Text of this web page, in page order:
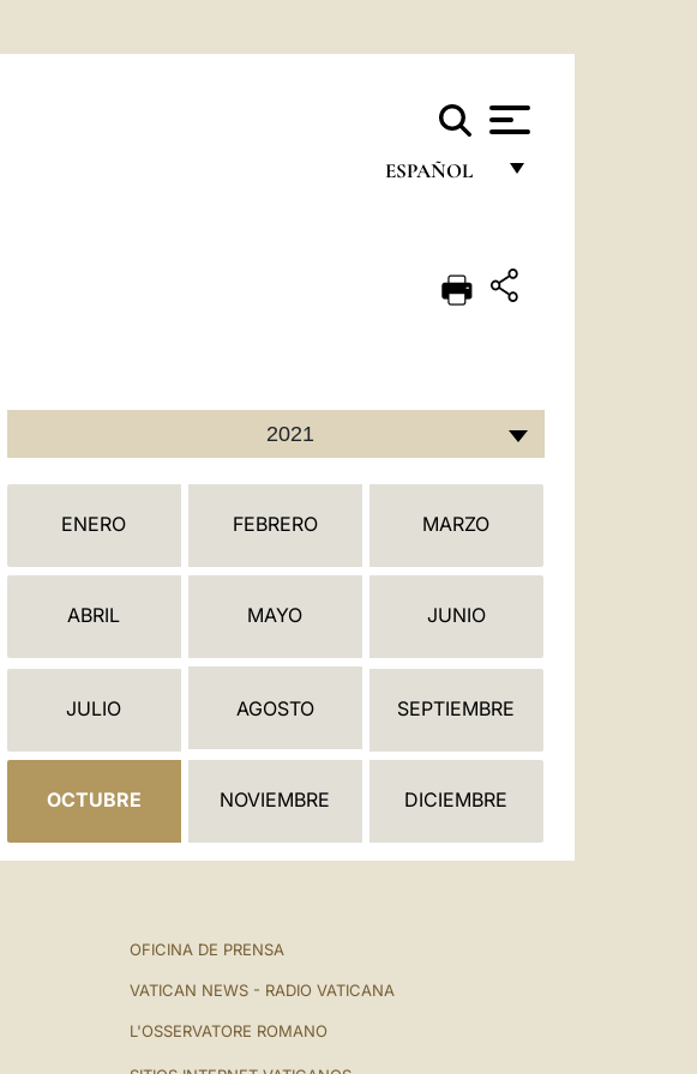
ESPAÑOL
ITALIANO
ESPAÑOL
2021
N
A
I
ENERO FEBRERO MARZO
ABRIL MAYO JUNIO
JULIO AGOSTO SEPTIEMBRE
OCTUBRE NOVIEMBRE DICIEMBRE
OFICINA DE PRENSA
VATICAN NEWS - RADIO VATICANA
L'OSSERVATORE ROMANO